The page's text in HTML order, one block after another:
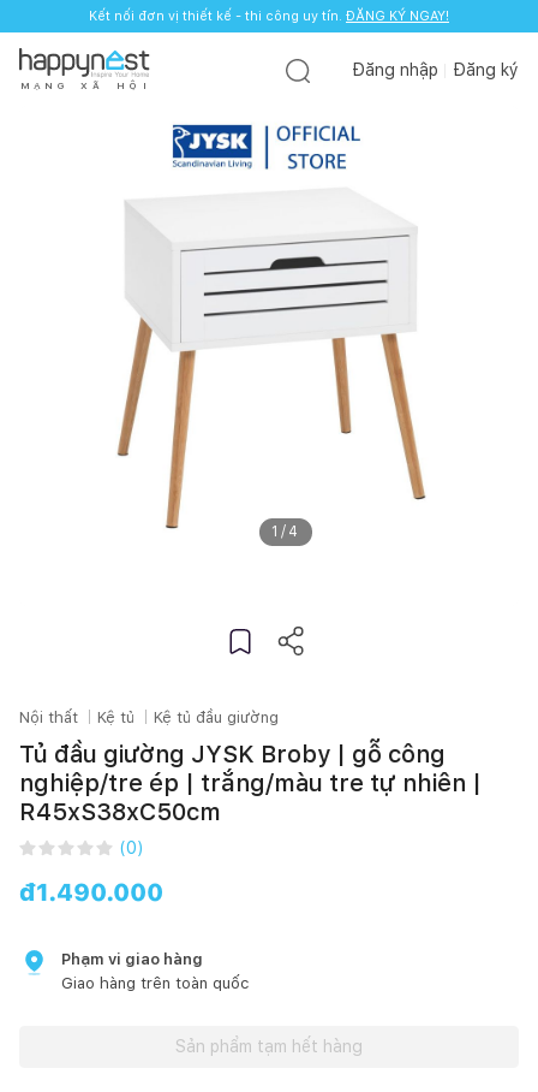
Kết nối đơn vị thiết kế - thi công uy tín. ĐĂNG KÝ NGAY!
M Ạ N G X Ã H Ộ I
Đăng nhập Đăng ký
1 / 4
Nội thất Kệ tủ Kệ tủ đầu giường
Tủ đầu giường JYSK Broby | gỗ công
nghiệp/tre ép | trắng/màu tre tự nhiên |
R45xS38xC50cm
(0)
đ1.490.000
Phạm vi giao hàng
Giao hàng trên toàn quốc
Sản phẩm tạm hết hàng